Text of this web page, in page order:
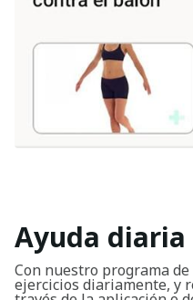
Ayuda diaria
Con nuestro programa
ejercicios diariamente, y